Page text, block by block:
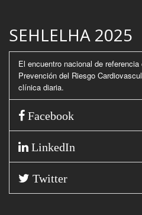
SEHLELHA 2025
El encuentro nacional de
Prevención del Riesgo
clínica diaria.
Facebook
LinkedIn
Twitter